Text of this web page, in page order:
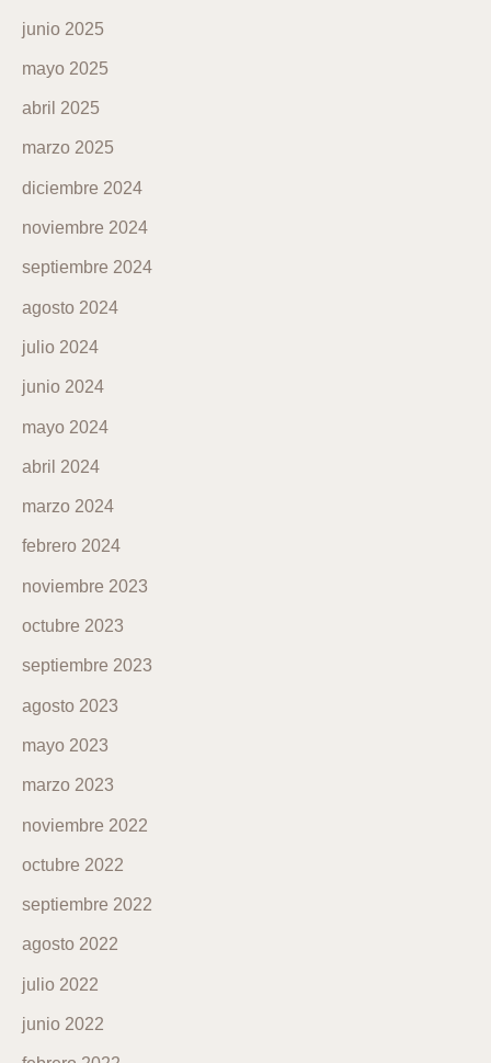
junio 2025
mayo 2025
abril 2025
marzo 2025
diciembre 2024
noviembre 2024
septiembre 2024
agosto 2024
julio 2024
junio 2024
mayo 2024
abril 2024
marzo 2024
febrero 2024
noviembre 2023
octubre 2023
septiembre 2023
agosto 2023
mayo 2023
marzo 2023
noviembre 2022
octubre 2022
septiembre 2022
agosto 2022
julio 2022
junio 2022